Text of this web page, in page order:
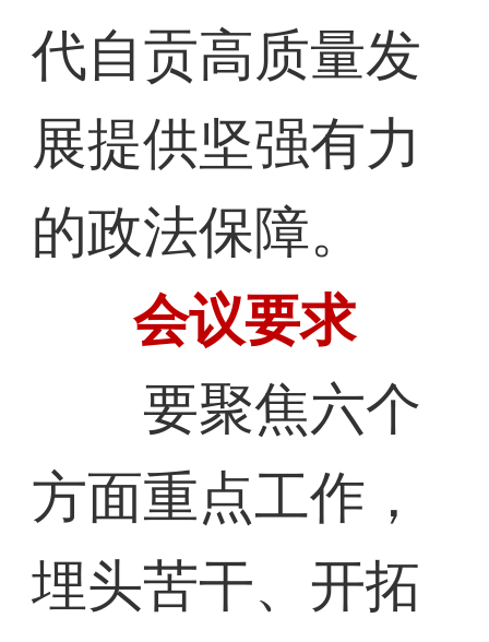
代自贡高质量发
展提供坚强有力
的政法保障。
会议要求
要聚焦六个
方面重点工作，
埋头苦干、开拓